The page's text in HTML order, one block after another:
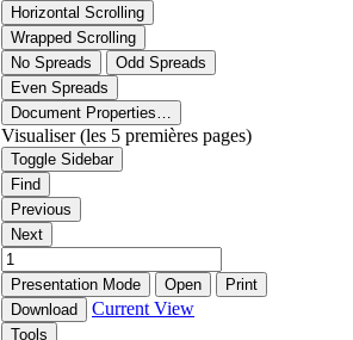
Horizontal Scrolling
Wrapped Scrolling
No Spreads
Odd Spreads
Even Spreads
Document Properties…
Visualiser (les 5 premières pages)
Toggle Sidebar
Find
Previous
Next
Presentation Mode Open
Print
Download
Current View
Tools